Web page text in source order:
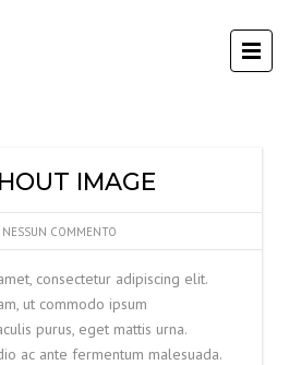
IMAGE
NESSUN COMMENTO
consectetur adipiscing elit.
ut commodo ipsum
purus, eget mattis urna.
ac ante fermentum malesuada.